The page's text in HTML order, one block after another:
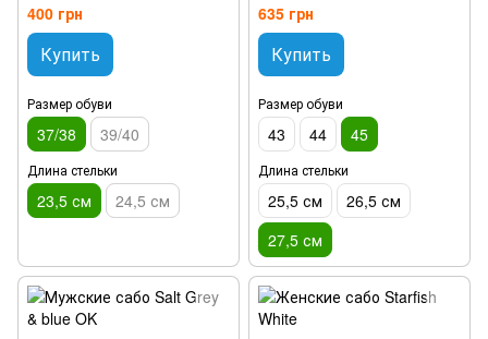
400 грн
Купить
Размер обуви
37/38 39/40
Длина стельки
23,5 см 24,5 см
635 грн
Купить
Размер обуви
43 44 45
Длина стельки
25,5 см
26,5 см
27,5 см